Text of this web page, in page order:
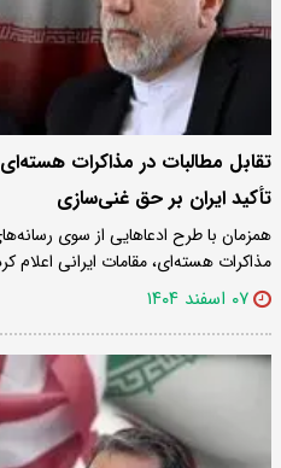
تقابل مطالبات در مذاکرات
تأکید ایران بر حق غنی‌سازی
همزمان با طرح ادعاهایی از سوی
مذاکرات هسته‌ای، مقامات ایرانی اعلام
۰۷ اسفند ۱۴۰۴